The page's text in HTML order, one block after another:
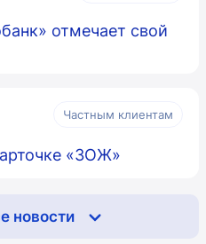
отмечает свой
Частным клиентам
«ЗОЖ»
новости